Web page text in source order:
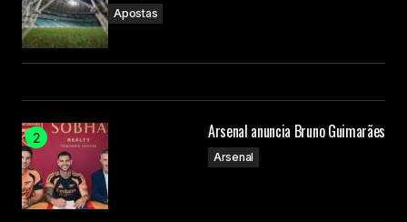
Apostas
Arsenal anuncia Bruno Guimarães
Arsenal